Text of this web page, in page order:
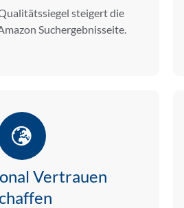
steigert die
Suchergebnisseite.
Vertrauen